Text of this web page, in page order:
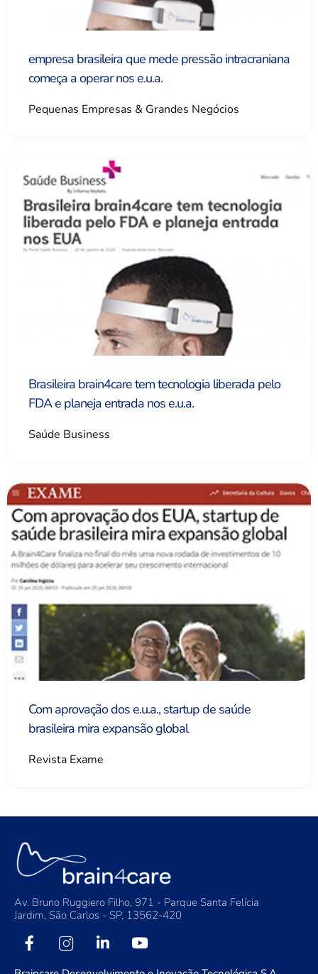
empresa brasileira que mede pressão intracraniana
começa a operar nos e.u.a.
Pequenas Empresas & Grandes Negócios
Brasileira brain4care tem tecnologia liberada pelo
FDA e planeja entrada nos e.u.a.
Saúde Business
Com aprovação dos e.u.a., startup de saúde
brasileira mira expansão global
Revista Exame
Av. Bruno Ruggiero Filho, 971 - Parque Santa Felícia
Jardim, São Carlos - SP, 13562-420